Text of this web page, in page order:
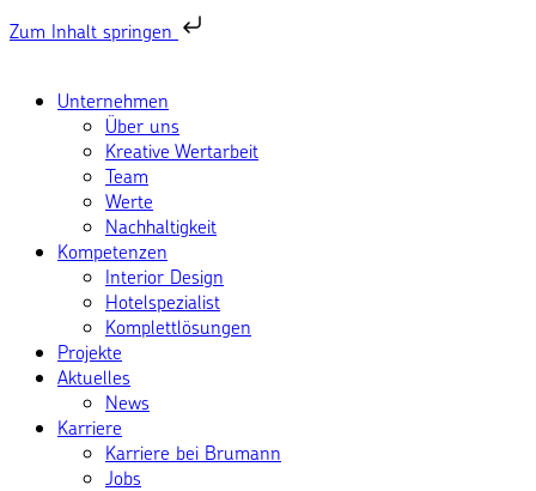
Zum Inhalt springen
Unternehmen
Über uns
Kreative Wertarbeit
Team
Werte
Nachhaltigkeit
Kompetenzen
Interior Design
Hotelspezialist
Komplettlösungen
Projekte
Aktuelles
News
Karriere
Karriere bei Brumann
Jobs